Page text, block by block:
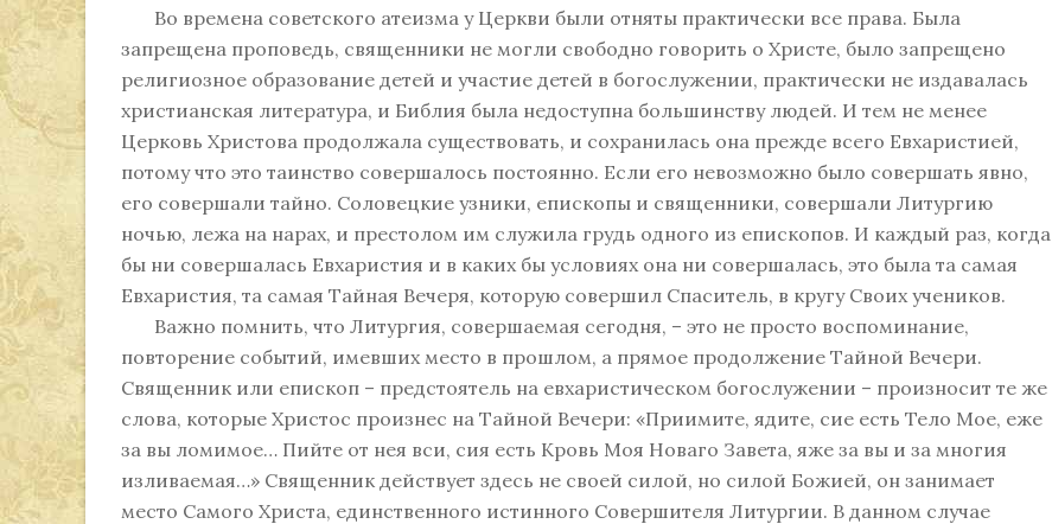
Во времена советского атеизма у Церкви были отняты практически все права. Была
запрещена проповедь, священники не могли свободно говорить о Христе, было запрещено
религиозное образование детей и участие детей в богослужении, практически не издавалась
христианская литература, и Библия была недоступна большинству людей. И тем не менее
Церковь Христова продолжала существовать, и сохранилась она прежде всего Евхаристией,
потому что это таинство совершалось постоянно. Если его невозможно было совершать явно,
его совершали тайно. Соловецкие узники, епископы и священники, совершали Литургию
ночью, лежа на нарах, и престолом им служила грудь одного из епископов. И каждый раз, когда
бы ни совершалась Евхаристия и в каких бы условиях она ни совершалась, это была та самая
Евхаристия, та самая Тайная Вечеря, которую совершил Спаситель, в кругу Своих учеников.
Важно помнить, что Литургия, совершаемая сегодня, – это не просто воспоминание,
повторение событий, имевших место в прошлом, а прямое продолжение Тайной Вечери.
Священник или епископ – предстоятель на евхаристическом богослужении – произносит те же
слова, которые Христос произнес на Тайной Вечери: «Приимите, ядите, сие есть Тело Мое, еже
за вы ломимое… Пийте от нея вси, сия есть Кровь Моя Новаго Завета, яже за вы и за многия
изливаемая…» Священник действует здесь не своей силой, но силой Божией, он занимает
место Самого Христа, единственного истинного Совершителя Литургии. В данном случае